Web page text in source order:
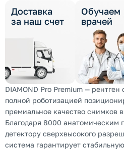
Доставка
за наш счет
Обучаем
врачей
DIAMOND Pro Premium — рентген
полной роботизацией
премиальное качество снимков
Благодаря 8000 анатомическим
детектору сверхвысокого
система гарантирует